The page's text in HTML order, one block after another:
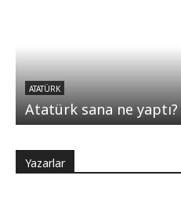
ATATÜRK
Atatürk sana ne yaptı?
Yazarlar